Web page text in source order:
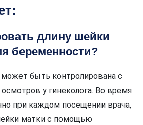
длину шейки
беременности?
быть контролирована с
у гинеколога. Во время
при каждом посещении врача,
матки с помощью